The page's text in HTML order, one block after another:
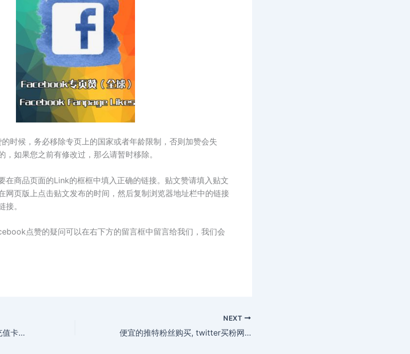
时候，务必移除专页上的国家或者年龄限制，否则加赞会失
，如果您之前有修改过，那么请暂时移除。
在商品页面的Link的框框中填入正确的链接。贴文赞请填入贴文
网页版上点击贴文发布的时间，然后复制浏览器地址栏中的链接
。
点赞的疑问可以在右下方的留言框中留言给我们，我们会
如何通过淘宝购买Wise-XY充值卡，以及通过充值卡购买服务
NEXT
便宜的推特粉丝购买, twitter买粉网站推荐, 快速推特涨粉加赞和转推